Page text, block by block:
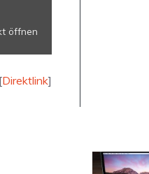
öffnen
[Direktlink]